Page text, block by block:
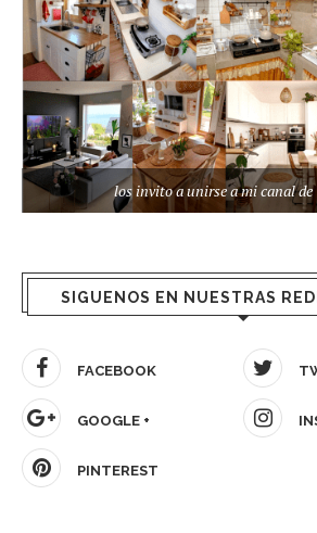
los invito a unirse a mi canal de
SIGUENOS EN NUESTRAS
FACEBOOK
GOOGLE +
PINTEREST